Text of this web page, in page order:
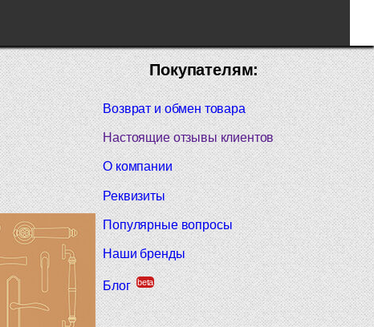
Покупателям:
Возврат и обмен товара
Настоящие отзывы клиентов
О компании
Реквизиты
Популярные вопросы
Наши бренды
Блог beta